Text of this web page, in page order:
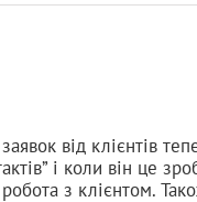
від клієнтів
і коли він це
з клієнтом.